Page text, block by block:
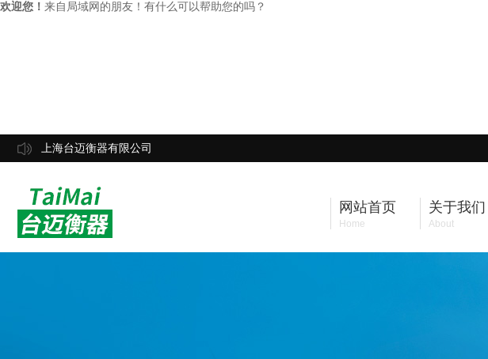
欢迎您！ 来自局域网的朋友！有什么可以帮助您的吗？
上海台迈衡器有限公司
网站首页
Home
关于我们
About